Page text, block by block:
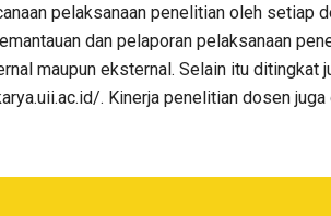
pelaksanaan penelitian oleh setiap
dan pelaporan pelaksanaan
maupun eksternal. Selain itu ditingkat
. Kinerja penelitian dosen juga